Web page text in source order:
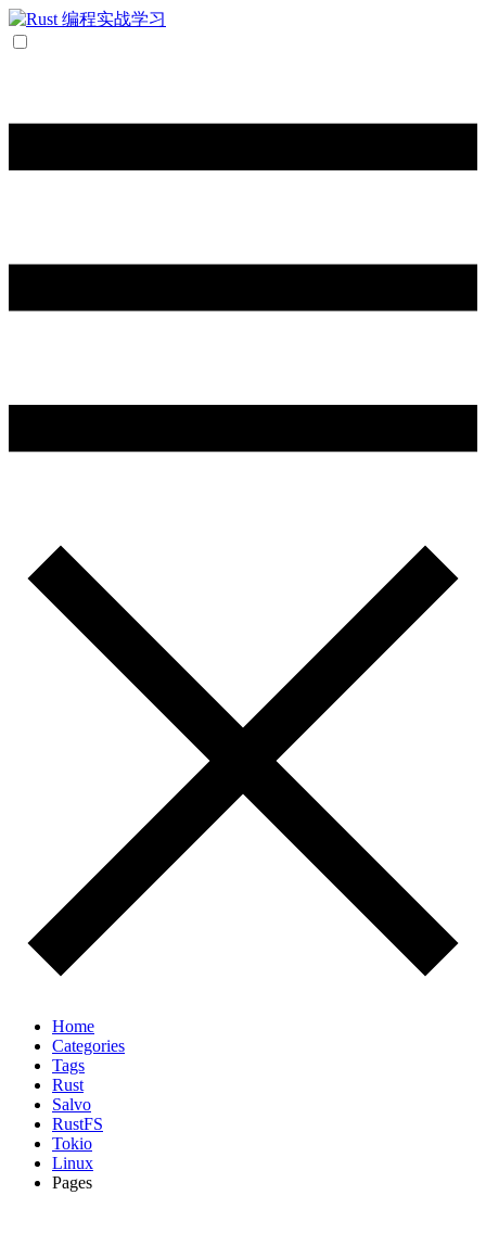
Home
Categories
Tags
Rust
Salvo
RustFS
Tokio
Linux
Pages